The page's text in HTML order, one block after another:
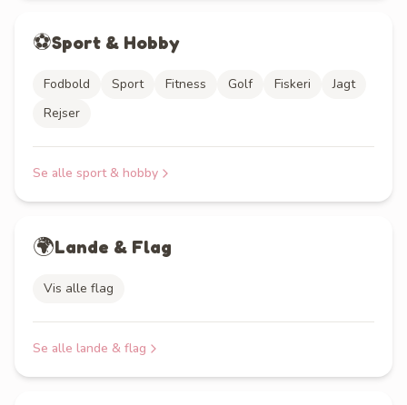
⚽Sport & Hobby
Fodbold Sport Fitness Golf Fiskeri
Jagt
Rejser
Se alle sport & hobby
🌍Lande & Flag
Vis alle flag
Se alle lande & flag